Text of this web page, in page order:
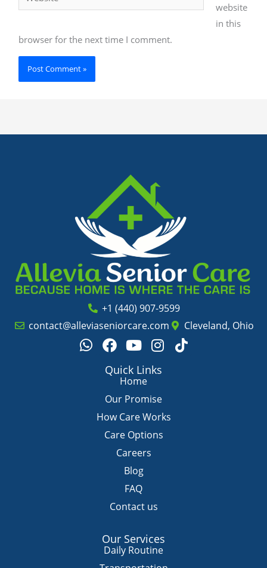
website
in this
browser for the next time I comment.
+1 (440) 907-9599
contact@alleviaseniorcare.com
Cleveland, Ohio
W
h
F
a
c
b
o
o
k
Y
o
u
t
u
b
e
I
n
s
a
g
r
a
T
i
Quick Links
Home
Our Promise
How Care Works
Care Options
Careers
Blog
FAQ
Contact us
Our Services
Daily Routine